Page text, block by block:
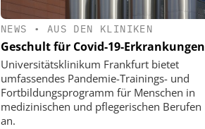
NEWS • AUS DEN KLINIKEN
Geschult für Covid-19-Erkrankungen
Universitätsklinikum Frankfurt bietet
umfassendes Pandemie-Trainings- und
Fortbildungsprogramm für Menschen in
medizinischen und pflegerischen Berufen
an.